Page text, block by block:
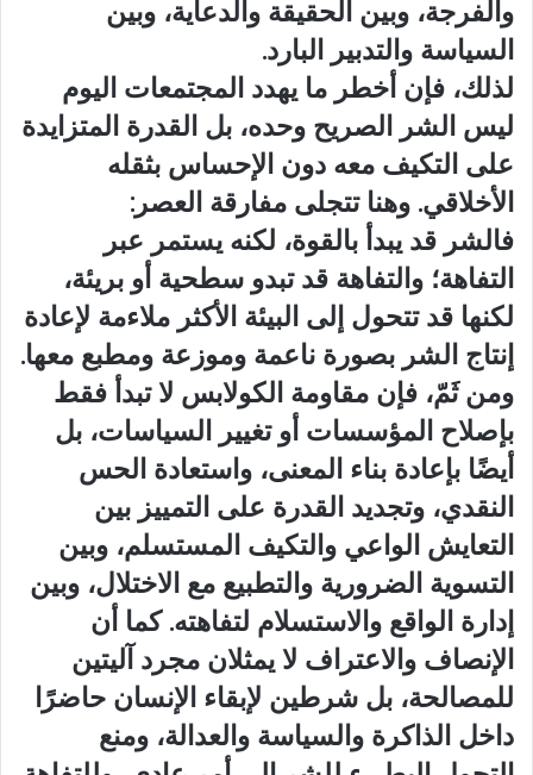
والفرجة، وبين الحقيقة والدعاية، وبين
السياسة والتدبير البارد.
لذلك، فإن أخطر ما يهدد المجتمعات اليوم
ليس الشر الصريح وحده، بل القدرة المتزايدة
على التكيف معه دون الإحساس بثقله
الأخلاقي. وهنا تتجلى مفارقة العصر:
فالشر قد يبدأ بالقوة، لكنه يستمر عبر
التفاهة؛ والتفاهة قد تبدو سطحية أو بريئة،
لكنها قد تتحول إلى البيئة الأكثر ملاءمة لإعادة
إنتاج الشر بصورة ناعمة وموزعة ومطبع معها.
ومن ثَمّ، فإن مقاومة الكولابس لا تبدأ فقط
بإصلاح المؤسسات أو تغيير السياسات، بل
أيضًا بإعادة بناء المعنى، واستعادة الحس
النقدي، وتجديد القدرة على التمييز بين
التعايش الواعي والتكيف المستسلم، وبين
التسوية الضرورية والتطبيع مع الاختلال، وبين
إدارة الواقع والاستسلام لتفاهته. كما أن
الإنصاف والاعتراف لا يمثلان مجرد آليتين
للمصالحة، بل شرطين لإبقاء الإنسان حاضرًا
داخل الذاكرة والسياسة والعدالة، ومنع